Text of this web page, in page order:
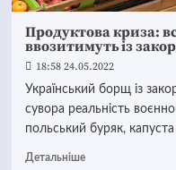
Продуктова криза:
ввозитимуть із
18:58 24.05.2022
Український борщ із
сувора реальність
польський буряк,
Детальніше